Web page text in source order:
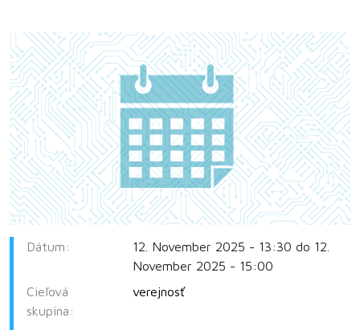
Dátum:
12. November 2025 - 13:30 do 12.
November 2025 - 15:00
Cieľová
skupina:
verejnosť